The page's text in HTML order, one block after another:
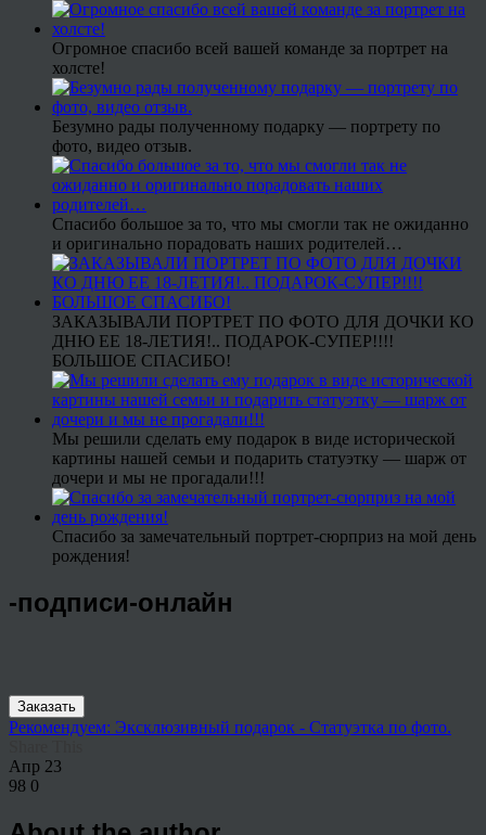
Огромное спасибо всей вашей команде за портрет на
холсте!
Безумно рады полученному подарку — портрету по
фото, видео отзыв.
Спасибо большое за то, что мы смогли так не ожиданно
и оригинально порадовать наших родителей…
ЗАКАЗЫВАЛИ ПОРТРЕТ ПО ФОТО ДЛЯ ДОЧКИ КО
ДНЮ ЕЕ 18-ЛЕТИЯ!.. ПОДАРОК-СУПЕР!!!!
БОЛЬШОЕ СПАСИБО!
Мы решили сделать ему подарок в виде исторической
картины нашей семьи и подарить статуэтку — шарж от
дочери и мы не прогадали!!!
Спасибо за замечательный портрет-сюрприз на мой день
рождения!
-подписи-онлайн
Заказать
Рекомендуем: Эксклюзивный подарок - Статуэтка по фото.
Апр 23
98 0